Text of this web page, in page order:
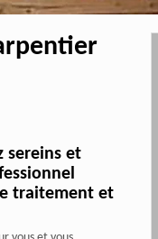
sereins et
traitement et